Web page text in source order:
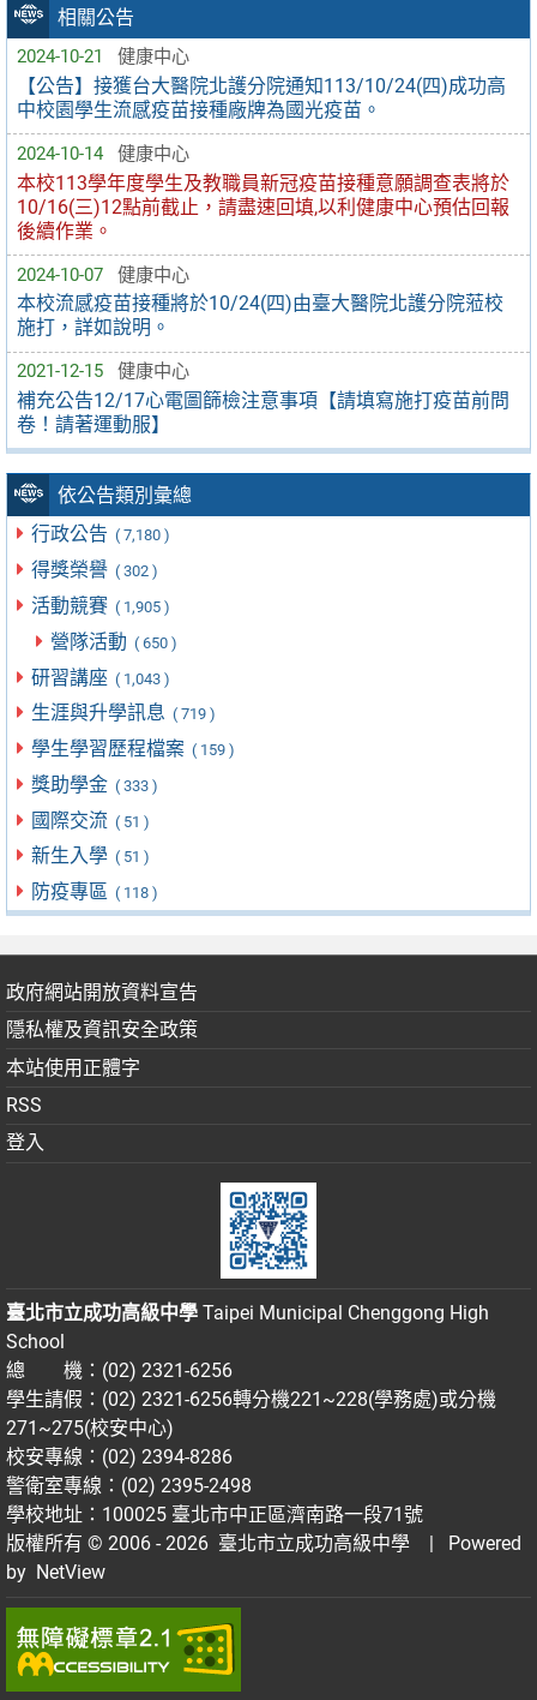
相關公告
2024-10-21 健康中心
【公告】接獲台大醫院北護分院通知113/10/24(四)成功高
中校園學生流感疫苗接種廠牌為國光疫苗。
2024-10-14 健康中心
本校113學年度學生及教職員新冠疫苗接種意願調查表將於
10/16(三)12點前截止，請盡速回填,以利健康中心預估回報
後續作業。
2024-10-07 健康中心
本校流感疫苗接種將於10/24(四)由臺大醫院北護分院蒞校
施打，詳如說明。
2021-12-15 健康中心
補充公告12/17心電圖篩檢注意事項【請填寫施打疫苗前問
卷！請著運動服】
依公告類別彙總
行政公告 ( 7,180 )
得獎榮譽 ( 302 )
活動競賽 ( 1,905 )
營隊活動 ( 650 )
研習講座 ( 1,043 )
生涯與升學訊息 ( 719 )
學生學習歷程檔案 ( 159 )
獎助學金 ( 333 )
國際交流 ( 51 )
新生入學 ( 51 )
防疫專區 ( 118 )
政府網站開放資料宣告
隱私權及資訊安全政策
本站使用正體字
RSS
登入
臺北市立成功高級中學 Taipei Municipal Chenggong High
School
總 機：(02) 2321-6256
學生請假：(02) 2321-6256轉分機221~228(學務處)或分機
271~275(校安中心)
校安專線：(02) 2394-8286
警衛室專線：(02) 2395-2498
學校地址：100025 臺北市中正區濟南路一段71號
版權所有 © 2006 - 2026 臺北市立成功高級中學
| Powered
by NetView